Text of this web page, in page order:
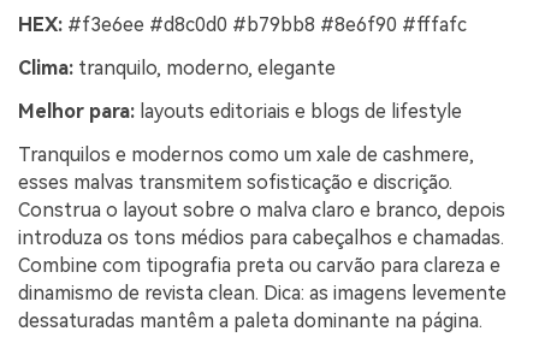
HEX: #f3e6ee #d8c0d0 #b79bb8 #8e6f90 #fffafc
Clima: tranquilo, moderno, elegante
Melhor para: layouts editoriais e blogs de lifestyle
Tranquilos e modernos como um xale de cashmere,
esses malvas transmitem sofisticação e discrição.
Construa o layout sobre o malva claro e branco, depois
introduza os tons médios para cabeçalhos e chamadas.
Combine com tipografia preta ou carvão para clareza e
dinamismo de revista clean. Dica: as imagens levemente
dessaturadas mantêm a paleta dominante na página.